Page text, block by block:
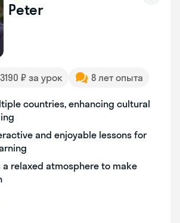
Peter
₽ за урок 8 лет опыта
countries, enhancing cultural
and enjoyable lessons for
a relaxed atmosphere to make